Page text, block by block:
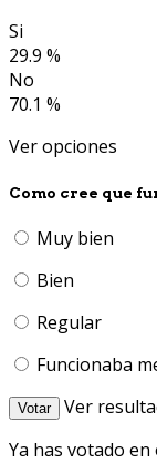
Si
29.9 %
No
70.1 %
Ver opciones
Como cree que
Muy bien
Bien
Regular
Funcionaba
Votar
Ver
Ya has votado